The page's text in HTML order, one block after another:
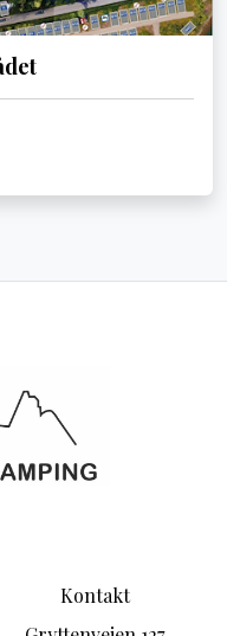
Kontakt